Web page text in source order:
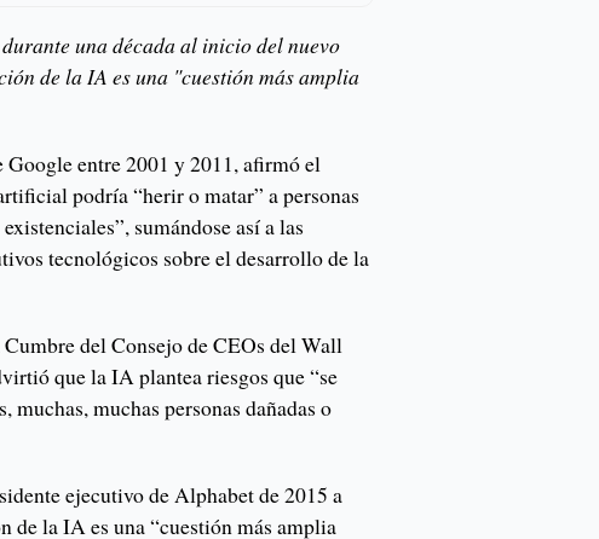
una década al inicio del nuevo
de la IA es una "cuestión más amplia
entre 2001 y 2011, afirmó el
podría “herir o matar” a personas
sumándose así a las
tecnológicos sobre el desarrollo de la
del Consejo de CEOs del Wall
que la IA plantea riesgos que “se
muchas, muchas personas dañadas o
ejecutivo de Alphabet de 2015 a
de la IA es una “cuestión más amplia